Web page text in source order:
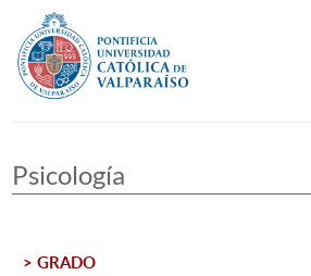
Investigación, Creación e Innovación
Vinculación con el Medio
Psicología
> GRADO